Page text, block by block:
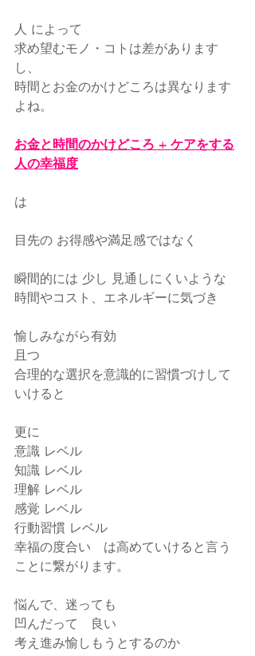
人 によって
求め望むモノ・コトは差があります
し、
時間とお金のかけどころは異なります
よね。
お金と時間のかけどころ + ケアをする
人の幸福度
は
目先の お得感や満足感ではなく
瞬間的には 少し 見通しにくいような
時間やコスト、エネルギーに気づき
愉しみながら有効
且つ
合理的な選択を意識的に習慣づけして
いけると
更に
意識 レベル
知識 レベル
理解 レベル
感覚 レベル
行動習慣 レベル
幸福の度合い　は高めていけると言う
ことに繋がります。
悩んで、迷っても
凹んだって　良い
考え進み愉しもうとするのか